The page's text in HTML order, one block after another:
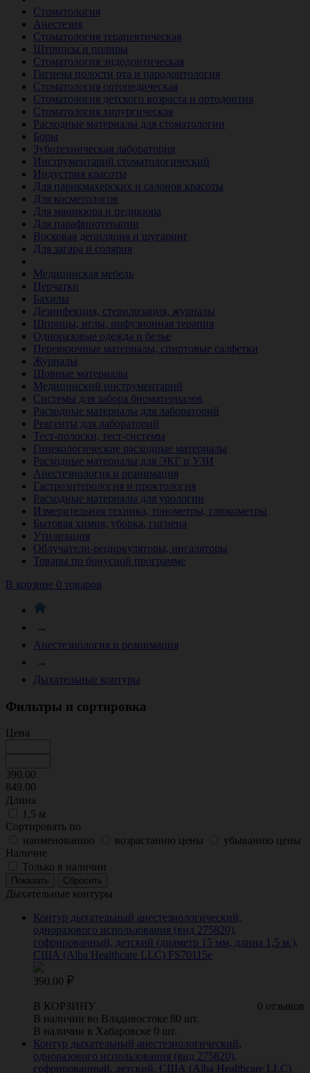
Стоматология
Анестезия
Стоматология терапевтическая
Штрипсы и полиры
Стоматология эндодонтическая
Гигиена полости рта и пародонтология
Стоматология ортопедическая
Стоматология детского возраста и ортодонтия
Стоматология хирургическая
Расходные материалы для стоматологии
Боры
Зуботехническая лаборатория
Инструментарий стоматологический
Индустрия красоты
Для парикмахерских и салонов красоты
Для косметологов
Для маникюра и педикюра
Для парафинотерапии
Восковая депиляция и шугаринг
Для загара и солярия
Медицинская мебель
Перчатки
Бахилы
Дезинфекция, стерилизация, журналы
Шприцы, иглы, инфузионная терапия
Одноразовые одежда и белье
Перевязочные материалы, спиртовые салфетки
Журналы
Шовные материалы
Медицинский инструментарий
Системы для забора биоматериалов
Расходные материалы для лабораторий
Реагенты для лабораторий
Тест-полоски, тест-системы
Гинекологические расходные материалы
Расходные материалы для ЭКГ и УЗИ
Анестезиология и реанимация
Гастроэнтерология и проктология
Расходные материалы для урологии
Измерительная техника, тонометры, глюкометры
Бытовая химия, уборка, гигиена
Утилизация
Облучатели-рециркуляторы, ингаляторы
Товары по бонусной программе
В корзине 0 товаров
→
Анестезиология и реанимация
→
Дыхательные контуры
Фильтры и сортировка
Цена
390.00
849.00
Длина
1,5 м
Сортировать по
наименованию
возрастанию цены
убыванию цены
Наличие
Только в наличии
Дыхательные контуры
Контур дыхательный анестезиологический,
одноразового использования (вид 275820),
гофрированный, детский (диаметр 15 мм, длина 1,5 м.),
США (Alba Healthcare LLC) FS70115e
390.00
0 отзывов
В КОРЗИНУ
В наличии во Владивостоке 80 шт.
В наличии в Хабаровске 0 шт.
Контур дыхательный анестезиологический,
одноразового использования (вид 275820),
гофрированный, детский, США (Alba Healthcare LLC)